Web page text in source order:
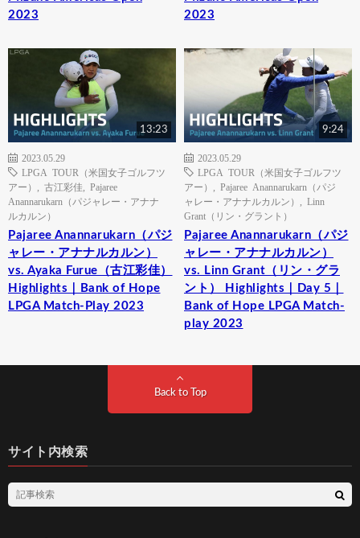
2023
2023
13:23
2023.05.29
LPGA TOUR（米国女子ゴルフツ
アー）
古江彩佳
Pajaree
Anannarukarn（パジャレー・アナナ
ルカルン）
Pajaree Anannarukarn（パジ
ャレー・アナナルカルン）
vs. Ayaka Furue（古江彩佳）
Highlights｜Bank of Hope
LPGA Match-Play 2023
9:24
2023.05.29
LPGA TOUR（米国女子ゴルフツ
アー）
Pajaree Anannarukarn（パジ
ャレー・アナナルカルン）
Linn
Grant（リン・グラント）
Pajaree Anannarukarn（パジ
ャレー・アナナルカルン）
vs. Linn Grant（リン・グラ
ント） Highlights｜Day 5｜
Bank of Hope LPGA Match-
play 2023
Back to Top
サイト内検索